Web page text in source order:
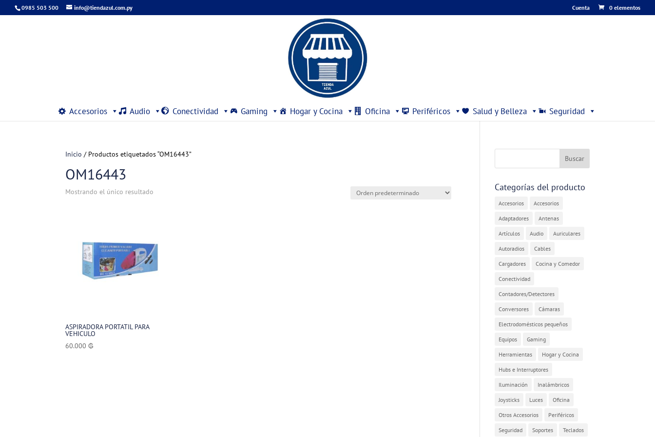
0985 503 500 info@tiendazul.com.py Cuenta 0 elementos
Accesorios Audio Conectividad Gaming Hogar y Cocina Oficina Periféricos Salud y Belleza Seguridad
Inicio / Productos etiquetados “OM16443”
OM16443
Mostrando el único resultado
ASPIRADORA PORTATIL PARA
VEHICULO
60.000₲
Categorías del producto
Accesorios Accesorios
Adaptadores Antenas
Artículos Audio Auriculares
Autoradios Cables
Cargadores Cocina y Comedor
Conectividad
Contadores/Detectores
Conversores Cámaras
Electrodomésticos pequeños
Equipos Gaming
Herramientas Hogar y Cocina
Hubs e Interruptores
Iluminación Inalámbricos
Joysticks Luces Oficina
Otros Accesorios Periféricos
Seguridad Soportes Teclados